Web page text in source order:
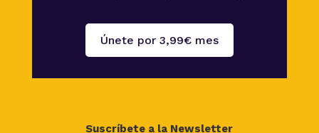
Únete por 3,99€ mes
Suscríbete a la Newsletter